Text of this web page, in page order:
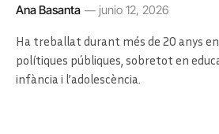
Ana Basanta junio 12, 2026
Ha treballat durant més de 20 anys
polítiques públiques, sobretot en
infància i l’adolescència.